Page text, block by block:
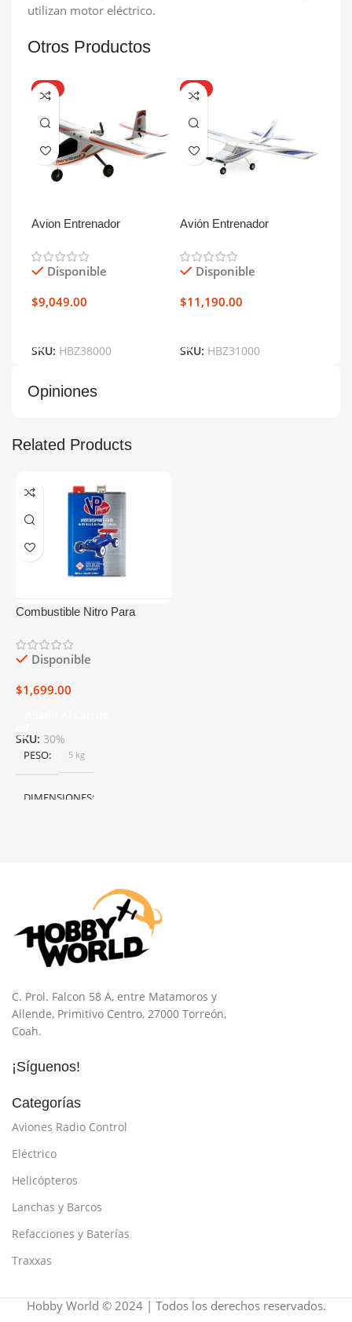
utilizan motor eléctrico.
Otros Productos
HOT
Avion Entrenador
Disponible
$9,049.00
SKU: HBZ38000
HOT
Avión Entrenador
Disponible
$11,190.00
SKU: HBZ31000
Opiniones
Related Products
Combustible Nitro Para
Galón
Disponible
$1,699.00
SKU: 30%
PESO 5 kg
DIMENSIONES
C. Prol. Falcon 58 A, entre Matamoros y
Allende, Primitivo Centro, 27000 Torreón,
Coah.
¡Síguenos!
Categorías
Aviones Radio Control
Eléctrico
Helicópteros
Lanchas y Barcos
Refacciones y Baterías
Traxxas
Hobby World © 2024 | Todos los derechos reservados.